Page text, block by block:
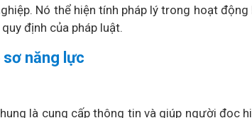
Nó thể hiện tính pháp lý trong hoạt
định của pháp luật.
sơ năng lực
là cung cấp thông tin và giúp người đọc